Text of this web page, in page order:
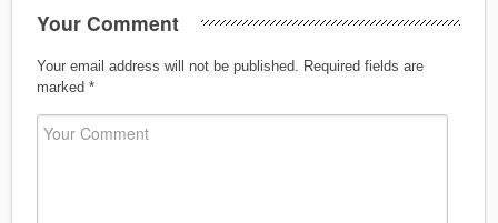
Your Comment
Your email address will not be published. Required fields are
marked *